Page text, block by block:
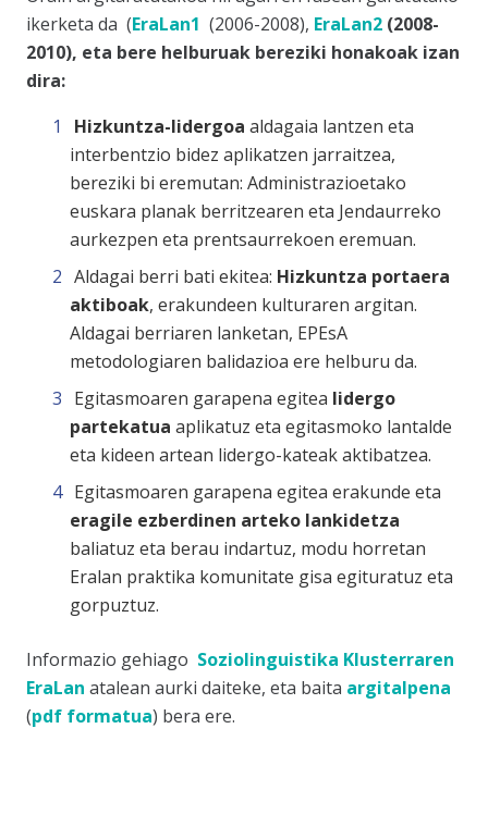
ikerketa da (EraLan1 (2006-2008), EraLan2 (2008-
2010), eta bere helburuak bereziki honakoak izan
dira:
Hizkuntza-lidergoa aldagaia lantzen eta
interbentzio bidez aplikatzen jarraitzea,
bereziki bi eremutan: Administrazioetako
euskara planak berritzearen eta Jendaurreko
aurkezpen eta prentsaurrekoen eremuan.
Aldagai berri bati ekitea: Hizkuntza portaera
aktiboak, erakundeen kulturaren argitan.
Aldagai berriaren lanketan, EPEsA
metodologiaren balidazioa ere helburu da.
Egitasmoaren garapena egitea lidergo
partekatua aplikatuz eta egitasmoko lantalde
eta kideen artean lidergo-kateak aktibatzea.
Egitasmoaren garapena egitea erakunde eta
eragile ezberdinen arteko lankidetza
baliatuz eta berau indartuz, modu horretan
Eralan praktika komunitate gisa egituratuz eta
gorpuztuz.
Informazio gehiago Soziolinguistika Klusterraren
EraLan atalean aurki daiteke, eta baita argitalpena
(pdf formatua) bera ere.